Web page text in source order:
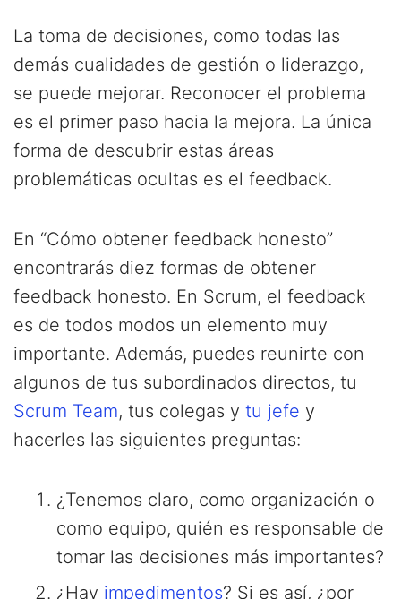
La toma de decisiones, como todas las
demás cualidades de gestión o liderazgo,
se puede mejorar. Reconocer el problema
es el primer paso hacia la mejora. La única
forma de descubrir estas áreas
problemáticas ocultas es el feedback.
En “Cómo obtener feedback honesto”
encontrarás diez formas de obtener
feedback honesto. En Scrum, el feedback
es de todos modos un elemento muy
importante. Además, puedes reunirte con
algunos de tus subordinados directos, tu
Scrum Team, tus colegas y tu jefe y
hacerles las siguientes preguntas:
¿Tenemos claro, como organización o
como equipo, quién es responsable de
tomar las decisiones más importantes?
¿Hay impedimentos? Si es así, ¿por